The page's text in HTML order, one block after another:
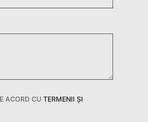
ACORD CU TERMENII ȘI